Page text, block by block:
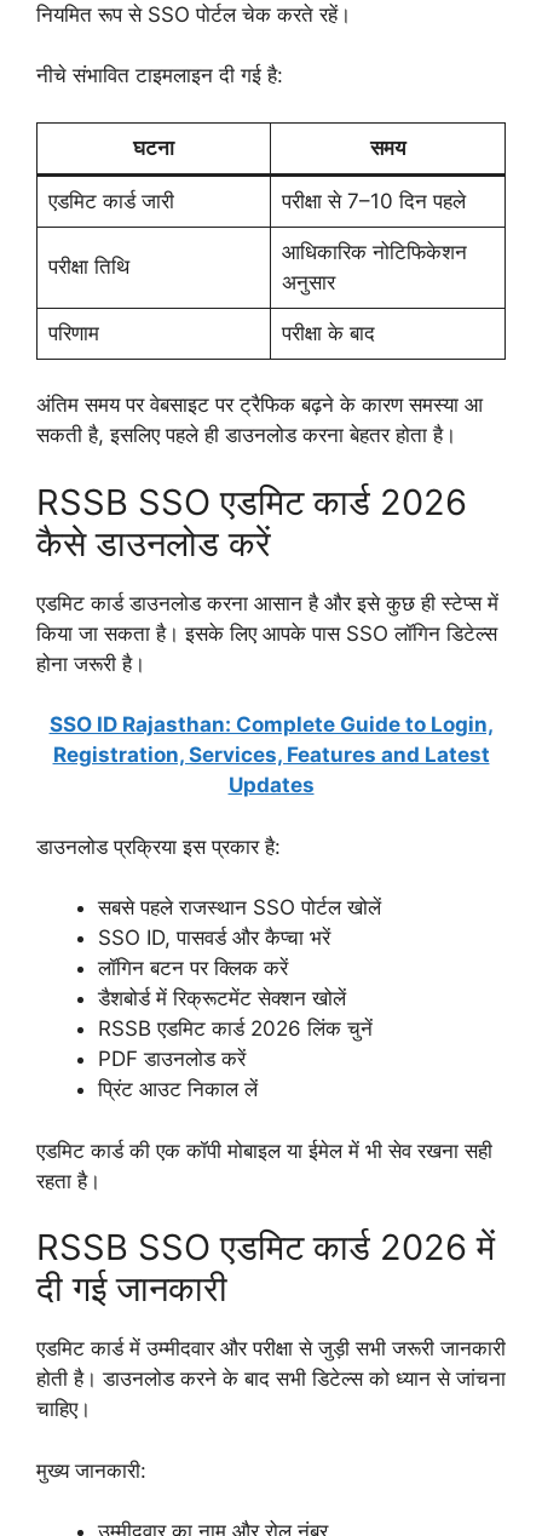
नियमित रूप से SSO पोर्टल चेक करते रहें।
नीचे संभावित टाइमलाइन दी गई है:
घटना समय
एडमिट कार्ड जारी परीक्षा से 7–10 दिन पहले
परीक्षा तिथि
आधिकारिक नोटिफिकेशन
अनुसार
परिणाम परीक्षा के बाद
अंतिम समय पर वेबसाइट पर ट्रैफिक बढ़ने के कारण समस्या आ
सकती है, इसलिए पहले ही डाउनलोड करना बेहतर होता है।
RSSB SSO एडमिट कार्ड 2026
कैसे डाउनलोड करें
एडमिट कार्ड डाउनलोड करना आसान है और इसे कुछ ही स्टेप्स में
किया जा सकता है। इसके लिए आपके पास SSO लॉगिन डिटेल्स
होना जरूरी है।
SSO ID Rajasthan: Complete Guide to Login,
Registration, Services, Features and Latest
Updates
डाउनलोड प्रक्रिया इस प्रकार है:
सबसे पहले राजस्थान SSO पोर्टल खोलें
SSO ID, पासवर्ड और कैप्चा भरें
लॉगिन बटन पर क्लिक करें
डैशबोर्ड में रिक्रूटमेंट सेक्शन खोलें
RSSB एडमिट कार्ड 2026 लिंक चुनें
PDF डाउनलोड करें
प्रिंट आउट निकाल लें
एडमिट कार्ड की एक कॉपी मोबाइल या ईमेल में भी सेव रखना सही
रहता है।
RSSB SSO एडमिट कार्ड 2026 में
दी गई जानकारी
एडमिट कार्ड में उम्मीदवार और परीक्षा से जुड़ी सभी जरूरी जानकारी
होती है। डाउनलोड करने के बाद सभी डिटेल्स को ध्यान से जांचना
चाहिए।
मुख्य जानकारी: